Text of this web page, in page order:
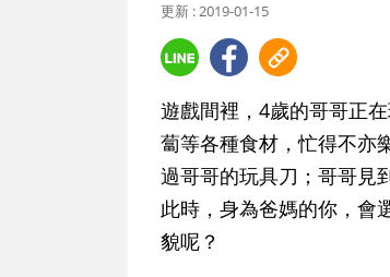
更新 : 2019-01-15
遊戲間裡，4歲的哥哥正
蔔等各種食材，忙得不亦
過哥哥的玩具刀；哥哥見
此時，身為爸媽的你，會
貌呢？